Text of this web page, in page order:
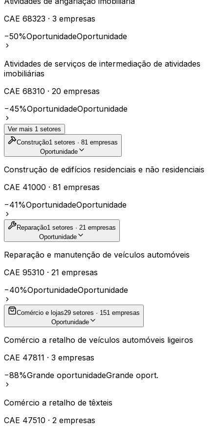
CAE 68323 · 3 empresas
−50%OportunidadeOportunidade
Atividades de serviços de intermediação de atividades
imobiliárias
CAE 68310 · 20 empresas
−45%OportunidadeOportunidade
Ver mais 1 setores
Construção1 setores · 81 empresas
Oportunidade
Construção de edifícios residenciais e não residenciais
CAE 41000 · 81 empresas
−41%OportunidadeOportunidade
Reparação1 setores · 21 empresas
Oportunidade
Reparação e manutenção de veículos automóveis
CAE 95310 · 21 empresas
−40%OportunidadeOportunidade
Comércio e lojas29 setores · 151 empresas
Oportunidade
Comércio a retalho de veículos automóveis ligeiros
CAE 47811 · 3 empresas
−88%Grande oportunidadeGrande oport.
Comércio a retalho de têxteis
CAE 47510 · 2 empresas